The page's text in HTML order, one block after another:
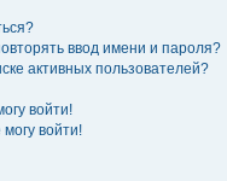
ввод имени и пароля?
активных пользователей?
войти!
войти!